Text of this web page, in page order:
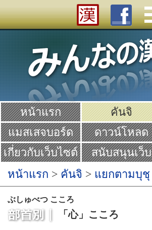
หน้าแรก คันจิ
แมสเสจบอร์ด
ดาวน์โหลด
เกี่ยวกับเว็บไซต์ สนับสนุนเว็บ
หน้าแรก > คันจิ > แยกตามบุชุ
ぶしゅべつ こころ
「心」こころ